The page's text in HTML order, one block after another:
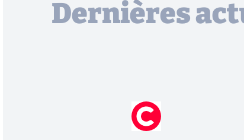
Dernières